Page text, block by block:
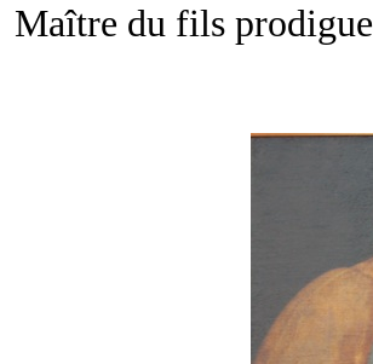
Maître du fils prodigue